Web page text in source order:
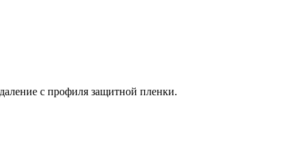
с профиля защитной пленки.